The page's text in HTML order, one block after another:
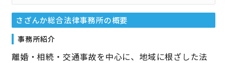
さざんか総合法律事務所の概要
事務所紹介
離婚・相続・交通事故を中心に、地域に根ざした法